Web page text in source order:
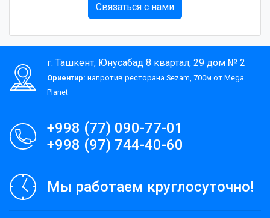
Связаться с нами
г. Ташкент, Юнусабад 8 квартал, 29 дом № 2
Ориентир: напротив ресторана Sezam, 700м от Mega
Planet
+998 (77) 090-77-01
+998 (97) 744-40-60
Мы работаем круглосуточно!